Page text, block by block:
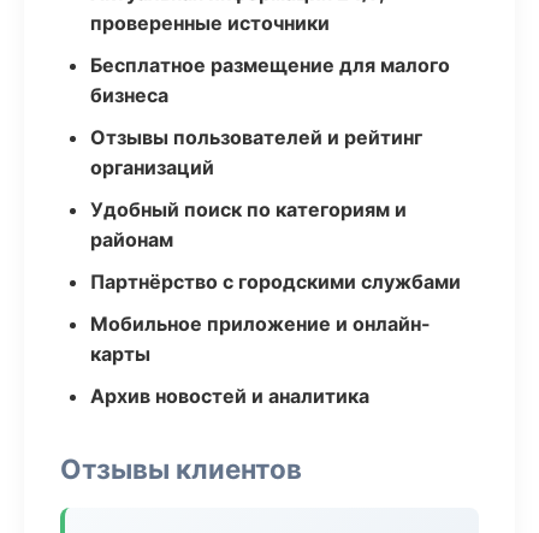
проверенные источники
Бесплатное размещение для малого
бизнеса
Отзывы пользователей и рейтинг
организаций
Удобный поиск по категориям и
районам
Партнёрство с городскими службами
Мобильное приложение и онлайн-
карты
Архив новостей и аналитика
Отзывы клиентов